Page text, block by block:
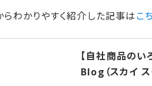
らわかりやすく紹介した記事はこ
【自社商品のい
Blog（スカイ ス